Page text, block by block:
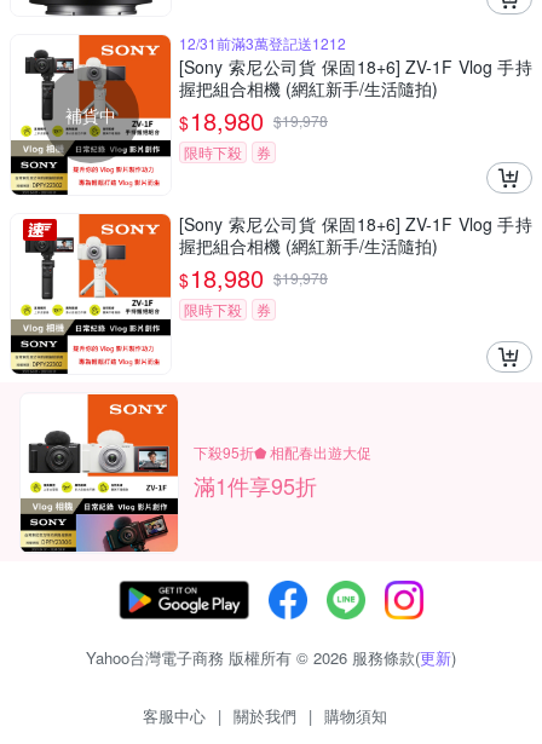
補貨中
12/31前滿3萬登記送1212
[Sony 索尼公司貨 保固18+6] ZV-1F Vlog 手持
握把組合相機 (網紅新手/生活隨拍)
$18,980 $19,978
限時下殺
券
[Sony 索尼公司貨 保固18+6] ZV-1F Vlog 手持
握把組合相機 (網紅新手/生活隨拍)
$18,980 $19,978
限時下殺
券
下殺95折⬟ 相配春出遊大促
滿1件享95折
Yahoo台灣電子商務 版權所有 © 2026 服務條款(更新)
客服中心 | 關於我們 | 購物須知